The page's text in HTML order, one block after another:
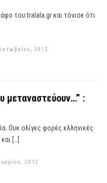
του tralala.gr και τόνισε ότι
2012
μεταναστεύουν…” :
Ουκ ολίγες φορές ελληνικές
[…]
2012